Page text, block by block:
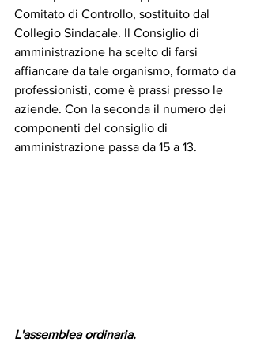
Comitato di Controllo, sostituito dal
Collegio Sindacale. Il Consiglio di
amministrazione ha scelto di farsi
affiancare da tale organismo, formato da
professionisti, come è prassi presso le
aziende. Con la seconda il numero dei
componenti del consiglio di
amministrazione passa da 15 a 13.
L'assemblea ordinaria.